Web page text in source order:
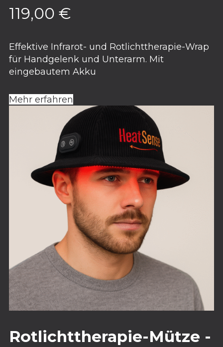
119,00 €
Effektive Infrarot- und Rotlichttherapie-Wrap
für Handgelenk und Unterarm. Mit
eingebautem Akku
Mehr erfahren
Rotlichttherapie-Mütze -